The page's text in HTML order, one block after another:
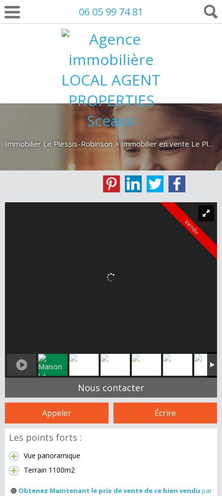
06 05 99 74 81
Immobilier Le Plessis-Robinson >Immobilier en vente Le Plessis-Robinson
Vendu
Nous contacter
Appeler Écrire
Les points forts :
Vue panoramique
Terrain 1100m2
🟢 Obtenez Maintenant le prix de vente de ce bien vendu par